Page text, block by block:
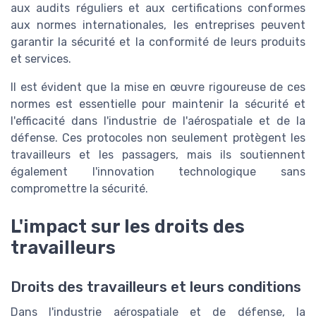
aux audits réguliers et aux certifications conformes
aux normes internationales, les entreprises peuvent
garantir la sécurité et la conformité de leurs produits
et services.
Il est évident que la mise en œuvre rigoureuse de ces
normes est essentielle pour maintenir la sécurité et
l'efficacité dans l'industrie de l'aérospatiale et de la
défense. Ces protocoles non seulement protègent les
travailleurs et les passagers, mais ils soutiennent
également l'innovation technologique sans
compromettre la sécurité.
L'impact sur les droits des
travailleurs
Droits des travailleurs et leurs conditions
Dans l'industrie aérospatiale et de défense, la